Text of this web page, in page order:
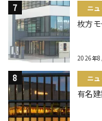
ニ
枚方
2026年8
ニ
有名